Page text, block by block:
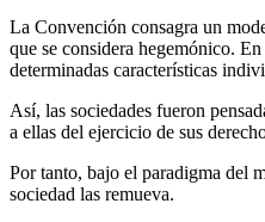
La Convención consagra un
que se considera hegemónico.
determinadas características
Así, las sociedades fueron
a ellas del ejercicio de sus
Por tanto, bajo el paradigma del
sociedad las remueva.